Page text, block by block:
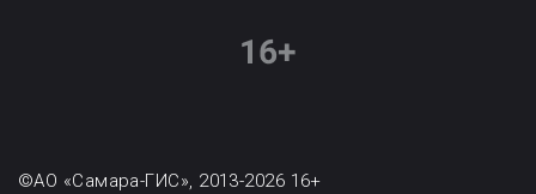
©АО «Самара-ГИС», 2013-2026 16+